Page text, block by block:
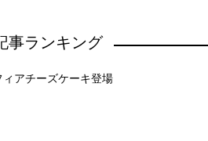
事ランキング
ィアチーズケーキ登場